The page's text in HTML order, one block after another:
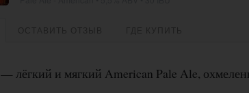
— лёгкий и мягкий American Pale Ale,